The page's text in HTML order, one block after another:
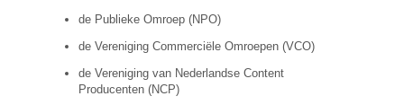
de Publieke Omroep (NPO)
de Vereniging Commerciële Omroepen (VCO)
de Vereniging van Nederlandse Content
Producenten (NCP)